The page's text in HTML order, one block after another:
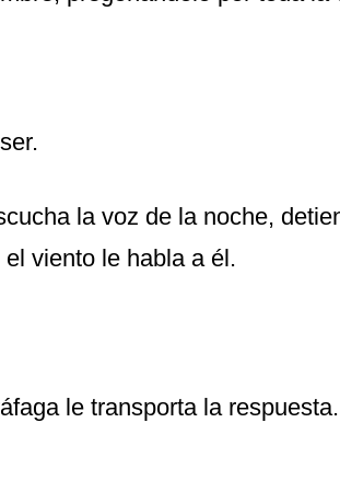
la voz de la noche,
viento le habla a él.
le transporta la